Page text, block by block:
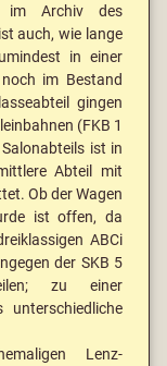
im Archiv des
auch, wie lange
in einer
im Bestand
gingen
(FKB 1
ist in
Abteil mit
Ob der Wagen
ist offen, da
ABCi
der SKB 5
zu einer
Lenz-